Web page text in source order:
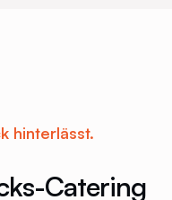
hinterlässt.
Catering